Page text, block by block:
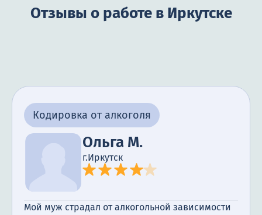
Отзывы о работе в Иркутске
Кодировка от алкоголя
Ольга М.
г.Иркутск
Мой муж страдал от алкогольной зависимости